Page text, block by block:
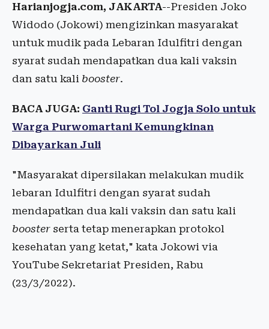
Harianjogja.com, JAKARTA--Presiden Joko
Widodo (Jokowi) mengizinkan masyarakat
untuk mudik pada Lebaran Idulfitri dengan
syarat sudah mendapatkan dua kali vaksin
dan satu kali booster.
BACA JUGA: Ganti Rugi Tol Jogja Solo untuk
Warga Purwomartani Kemungkinan
Dibayarkan Juli
"Masyarakat dipersilakan melakukan mudik
lebaran Idulfitri dengan syarat sudah
mendapatkan dua kali vaksin dan satu kali
booster serta tetap menerapkan protokol
kesehatan yang ketat," kata Jokowi via
YouTube Sekretariat Presiden, Rabu
(23/3/2022).